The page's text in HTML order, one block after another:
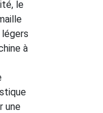
le
à
une